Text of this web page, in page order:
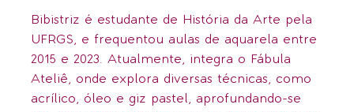
Bibistriz é estudante de História da Arte pela
UFRGS, e frequentou aulas de aquarela entre
2015 e 2023. Atualmente, integra o Fábula
Ateliê, onde explora diversas técnicas, como
acrílico, óleo e giz pastel, aprofundando-se